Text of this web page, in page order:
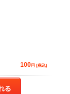
100円 (税込)